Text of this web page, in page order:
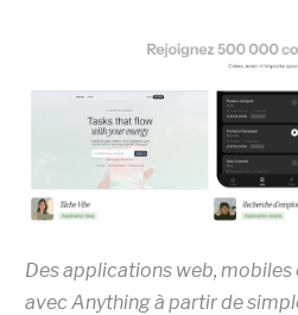
Des applications web,
avec Anything à partir de